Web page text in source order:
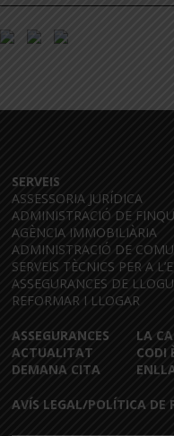
SERVEIS
ASSESSORIA JURÍDICA
ADMINISTRACIÓ DE
AGÈNCIA IMMOBILIÀRIA
ADMINISTRACIÓ DE
SERVEIS TÈCNICS PER A
ASSEGURANCES DE
REFORMAR I LLOGAR
ASSEGURANCES
ACTUALITAT
DEMANA CITA
LA
CODI
AVÍS LEGAL/POLÍTICA DE